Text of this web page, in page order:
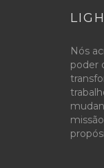
Nós
poder